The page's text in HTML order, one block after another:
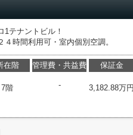
1テナントビル！
時間利用可・室内個別空調。
在階
7階
管理費・共益費
-
保証金
3,182.88万